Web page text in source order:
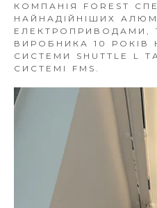
КОМПАНІЯ FOREST
НАЙНАДІЙНІШИХ
ЕЛЕКТРОПРИВОДАМИ,
ВИРОБНИКА 10 РОКІВ
СИСТЕМИ SHUTTLE L
СИСТЕМІ FMS.